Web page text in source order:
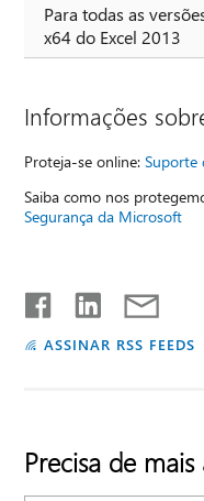
Para todas as
x64 do Excel 2013
Informações
Proteja-se online:Suporte
Saiba como nos
Segurança da Microsoft
ASSINAR RSS FEEDS
Precisa de mais